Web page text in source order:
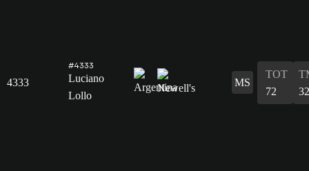
4333
#4333
Luciano
Lollo
MS
TOT
72
32